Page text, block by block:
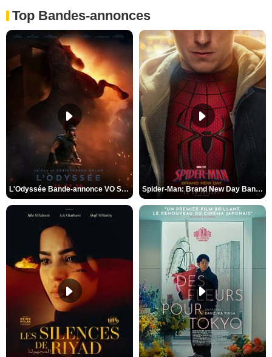
Top Bandes-annonces
L'Odyssée Bande-annonce VO STFR Spider-Man: Brand New Day Bande-annonce VO STFR